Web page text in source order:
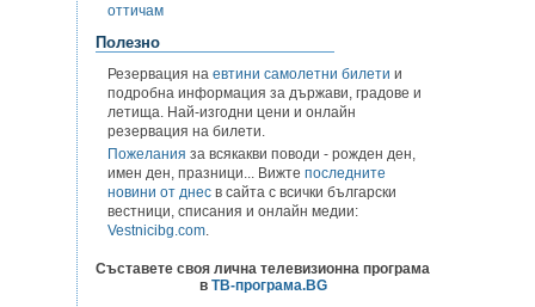
оттичам
Полезно
Резервация на евтини самолетни билети и
подробна информация за държави, градове и
летища. Най-изгодни цени и онлайн
резервация на билети.
Пожелания за всякакви поводи - рожден ден,
имен ден, празници... Вижте последните
новини от днес в сайта с всички български
вестници, списания и онлайн медии:
Vestnicibg.com.
Съставете своя лична телевизионна програма
в ТВ-програма.BG